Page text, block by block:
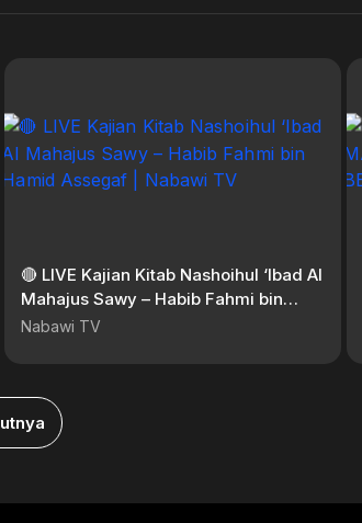
🔴 LIVE Kajian Kitab Nashoihul ‘Ibad Al
Mahajus Sawy – Habib Fahmi bin
Hamid Assegaf | Nabawi TV
Nabawi TV